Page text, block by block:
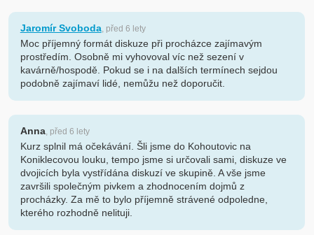
Jaromír Svoboda, před 6 lety
Moc příjemný formát diskuze při procházce zajímavým
prostředím. Osobně mi vyhovoval víc než sezení v
kavárně/hospodě. Pokud se i na dalších termínech sejdou
podobně zajímaví lidé, nemůžu než doporučit.
Anna, před 6 lety
Kurz splnil má očekávání. Šli jsme do Kohoutovic na
Koniklecovou louku, tempo jsme si určovali sami, diskuze ve
dvojicích byla vystřídána diskuzí ve skupině. A vše jsme
završili společným pivkem a zhodnocením dojmů z
procházky. Za mě to bylo příjemně strávené odpoledne,
kterého rozhodně nelituji.